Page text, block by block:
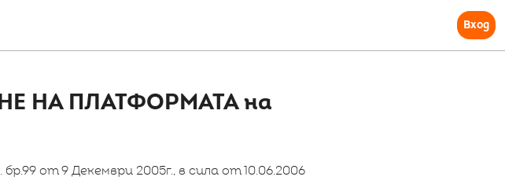
Вход
НА ПЛАТФОРМАТА на
от 9 Декември 2005г., в сила от 10.06.2006